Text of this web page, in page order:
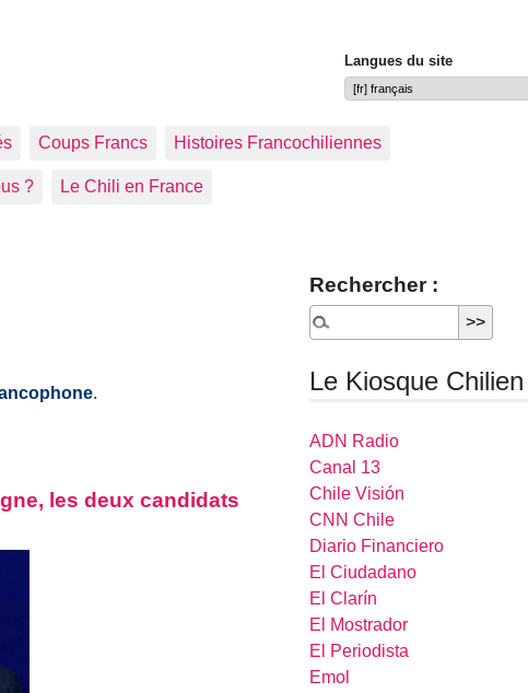
Langues du site
Coups Francs Histoires Francochiliennes
? Le Chili en France
.
les deux candidats
Rechercher :
Le Kiosque Chilien
ADN Radio
Canal 13
Chile Visión
CNN Chile
Diario Financiero
El Ciudadano
El Clarín
El Mostrador
El Periodista
Emol